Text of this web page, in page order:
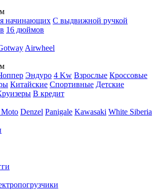
начинающих С выдвижной ручкой
16 дюймов
Airwheel
Эндуро 4 Kw Взрослые Кроссовые
Китайские Спортивные Детские
В кредит
Moto Denzel Panigale Kawasaki White Siberia